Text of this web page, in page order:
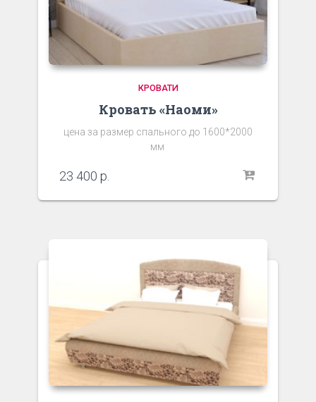
КРОВАТИ
Кровать «Наоми»
цена за размер спального до 1600*2000
мм
23 400 р.